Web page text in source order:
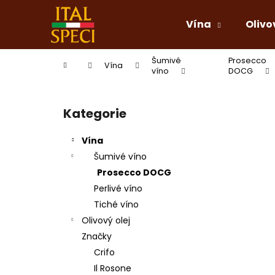
Vína
Domů Vína
Šumivé
víno
Prosecco
DOCG
Přeskočit
kategorie
Kategorie
Vína
Šumivé víno
Prosecco DOCG
Perlivé víno
Tiché víno
Olivový olej
Značky
Crifo
Il Rosone
í
Zpět
do
Zpět
do